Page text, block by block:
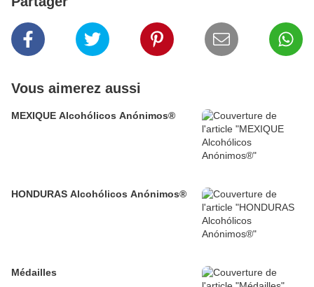
Vous aimerez aussi
MEXIQUE Alcohólicos Anónimos®
HONDURAS Alcohólicos Anónimos®
Médailles